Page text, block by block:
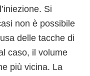
Si
non è possibile
delle tacche di
caso, il volume
più vicina. La